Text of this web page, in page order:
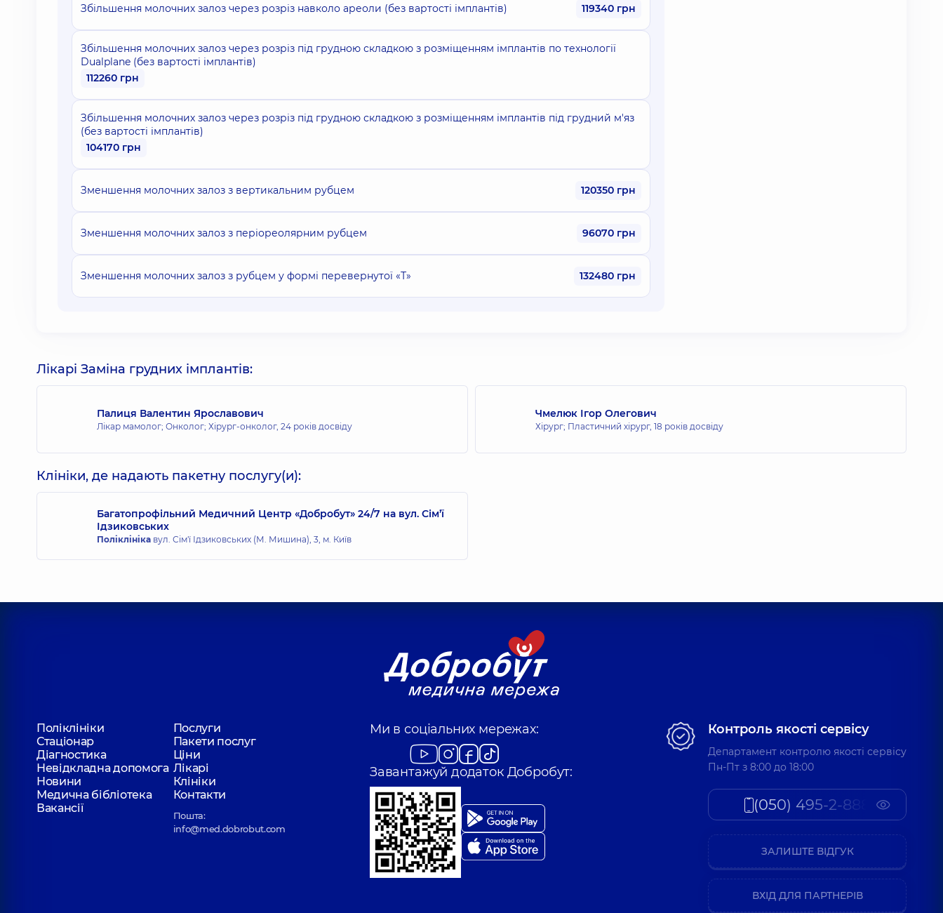
Збільшення молочних залоз через розріз навколо ареоли (без вартості імплантів) 119340 грн
Збільшення молочних залоз через розріз під грудною складкою з розміщенням імплантів по технології
Dualplane (без вартості імплантів)
112260 грн
Збільшення молочних залоз через розріз під грудною складкою з розміщенням імплантів під грудний м'яз
(без вартості імплантів)
104170 грн
Зменшення молочних залоз з вертикальним рубцем 120350 грн
Зменшення молочних залоз з періореолярним рубцем 96070 грн
Зменшення молочних залоз з рубцем у формі перевернутої «Т» 132480 грн
Лікарі Заміна грудних імплантів:
Палиця Валентин Ярославович
Лікар мамолог; Онколог; Хірург-онколог, 24 років досвіду
Чмелюк Ігор Олегович
Хірург; Пластичний хірург, 18 років досвіду
Клініки, де надають пакетну послугу(и):
Багатопрофільний Медичний Центр «Добробут» 24/7 на вул. Сім’ї
Ідзиковських
Поліклініка вул. Сім'ї Ідзиковських (М. Мишина), 3, м. Київ
Поліклініки
Послуги
Стаціонар
Пакети послуг
Діагностика
Ціни
Невідкладна допомога Лікарі
Новини
Клініки
Медична бібліотека
Контакти
Вакансії
Пошта:
info@med.dobrobut.com
Ми в соціальних мережах:
Завантажуй додаток Добробут:
Контроль якості сервісу
Департамент контролю якості сервісу
Пн-Пт з 8:00 до 18:00
(050) 495-2-888
ЗАЛИШТЕ ВІДГУК
ВХІД ДЛЯ ПАРТНЕРІВ